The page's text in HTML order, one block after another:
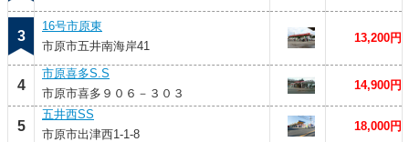
3
16号市原東
市原市五井南海岸41
13,200円
4
市原喜多S.S
市原市喜多９０６－３０３
14,900円
5
五井西SS
市原市出津西1-1-8
18,000円